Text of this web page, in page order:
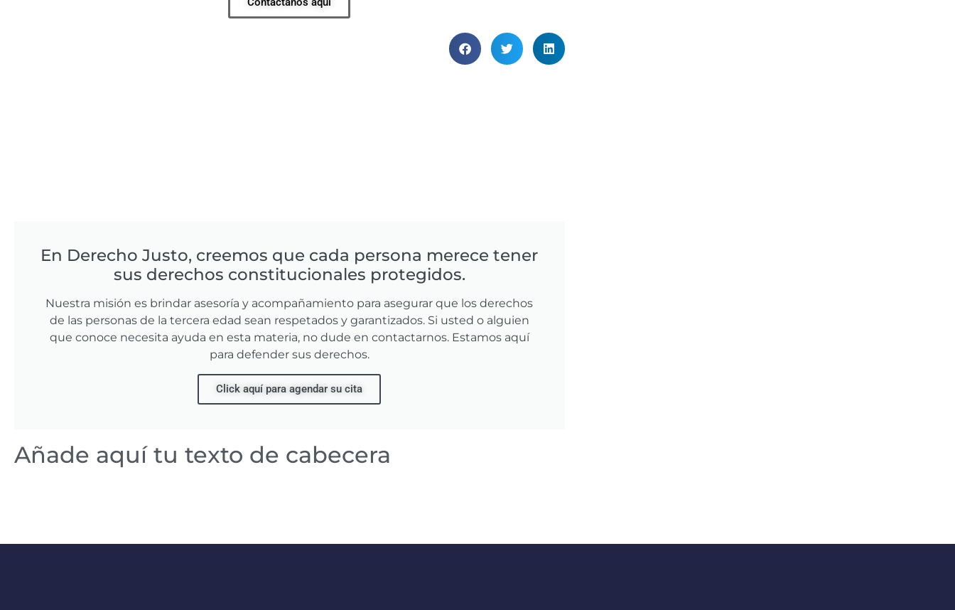
En Derecho Justo, creemos que cada persona merece tener
sus derechos constitucionales protegidos.
Nuestra misión es brindar asesoría y acompañamiento para asegurar que los derechos
de las personas de la tercera edad sean respetados y garantizados. Si usted o alguien
que conoce necesita ayuda en esta materia, no dude en contactarnos. Estamos aquí
para defender sus derechos.
Click aquí para agendar su cita
Añade aquí tu texto de cabecera